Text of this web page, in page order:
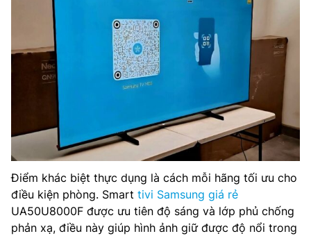
Điểm khác biệt thực dụng là cách mỗi hãng tối ưu cho
điều kiện phòng. Smart tivi Samsung giá rẻ
UA50U8000F được ưu tiên độ sáng và lớp phủ chống
phản xạ, điều này giúp hình ảnh giữ được độ nổi trong